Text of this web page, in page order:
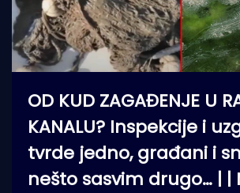
OD KUD ZAGAĐENJE U
KANALU? Inspekcije i
tvrde jedno, građani i
nešto sasvim drugo… | |